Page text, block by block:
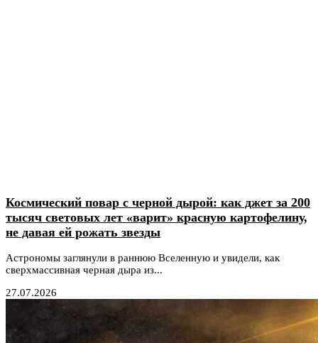
Космический повар с черной дырой: как джет за 200
тысяч световых лет «варит» красную картофелину,
не давая ей рожать звезды
Астрономы заглянули в раннюю Вселенную и увидели, как
сверхмассивная черная дыра из...
27.07.2026